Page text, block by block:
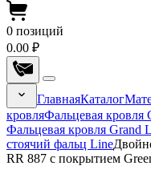
0 позиций
0.00 ₽
ГлавнаяКаталог
кровляФальцевая кровля
Фальцевая кровля Grand
стоячий фальц Line
RR 887 с покрытием